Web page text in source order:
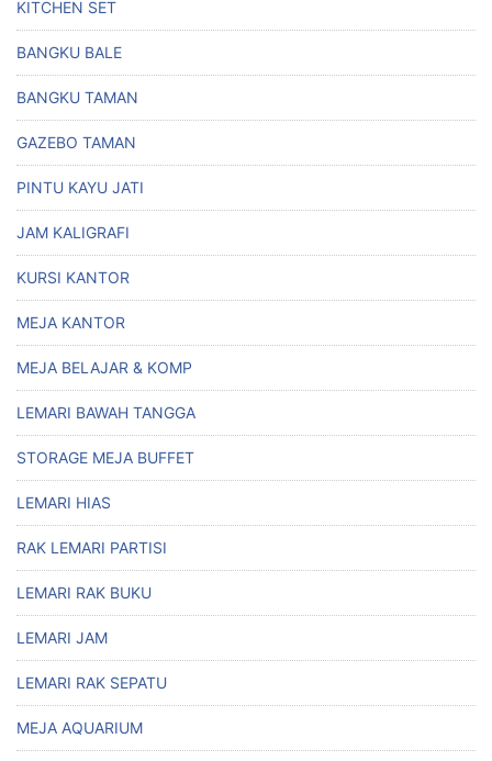
KITCHEN SET
BANGKU BALE
BANGKU TAMAN
GAZEBO TAMAN
PINTU KAYU JATI
JAM KALIGRAFI
KURSI KANTOR
MEJA KANTOR
MEJA BELAJAR & KOMP
LEMARI BAWAH TANGGA
STORAGE MEJA BUFFET
LEMARI HIAS
RAK LEMARI PARTISI
LEMARI RAK BUKU
LEMARI JAM
LEMARI RAK SEPATU
MEJA AQUARIUM